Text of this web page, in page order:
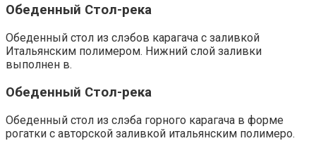
Обеденный Стол-река
Обеденный стол из слэбов карагача с заливкой
Итальянским полимером. Нижний слой заливки
выполнен в.
Обеденный Стол-река
Обеденный стол из слэба горного карагача в форме
рогатки с авторской заливкой итальянским полимеро.